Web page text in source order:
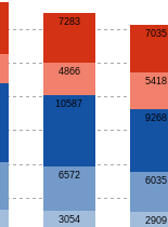
3054 2909
6572 6035
10587
9268
4866
5418
7283
7035